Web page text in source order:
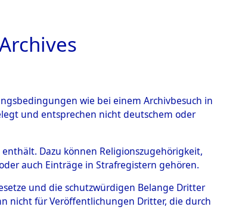
wie bei einem Archivbesuch in
und entsprechen nicht deutschem oder
Dazu können Religionszugehörigkeit,
auch Einträge in Strafregistern gehören.
und die schutzwürdigen Belange Dritter
nicht für Veröffentlichungen Dritter, die durch